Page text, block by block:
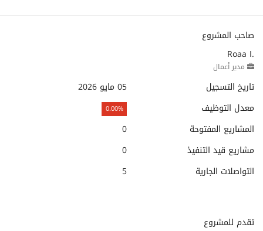
صاحب المشروع
Roaa I.
مدير أعمال
تاريخ التسجيل
05 مايو 2026
معدل التوظيف
0.00%
المشاريع المفتوحة
0
مشاريع قيد التنفيذ
0
التواصلات الجارية
5
تقدم للمشروع